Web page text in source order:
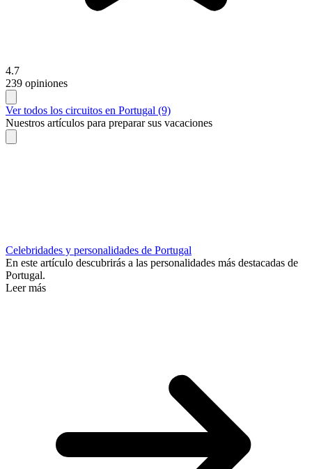
4.7
239 opiniones
Ver todos los circuitos en Portugal (9)
Nuestros artículos para preparar sus vacaciones
Celebridades y personalidades de Portugal
En este artículo descubrirás a las personalidades más destacadas de
Portugal.
Leer más